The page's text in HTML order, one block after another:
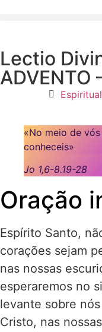
Lectio
ADVENTO
«No meio de
conheceis»
Jo 1,6-8.19-28
Oração
Espírito Santo,
corações sejam
nas nossas
esperaremos no
levante sobre
Cristo, nas